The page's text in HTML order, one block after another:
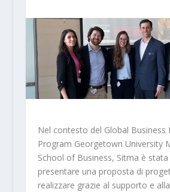
Nel contesto del Global Business
Program Georgetown University
School of Business, Sitma è
presentare una proposta di
realizzare grazie al supporto e